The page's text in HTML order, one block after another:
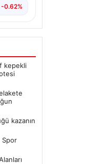
0.62%
kepekli
kazanın
Spor